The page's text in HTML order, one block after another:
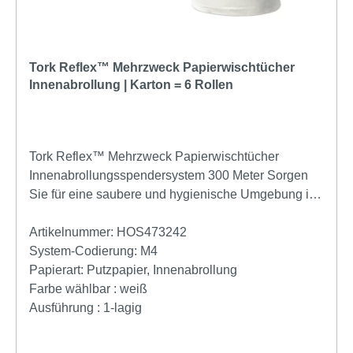
Tork Reflex™ Mehrzweck Papierwischtücher
Innenabrollung | Karton = 6 Rollen
Tork Reflex™ Mehrzweck Papierwischtücher
Innenabrollungsspendersystem 300 Meter Sorgen
Sie für eine saubere und hygienische Umgebung in
Mehrzweck Papierwischtüchern und dem
passenden Innenabrollungsspendersystem. Diese
1-lagigen Wischtücher sind speziell entwickelt, um
selbst bei anspruchsvollen Wischarbeiten und
Handabtrocknungen eine hohe Festigkeit und
Artikelnummer: HOS473242
System-Codierung: M4
Papierart: Putzpapier, Innenabrollung
Farbe wählbar : weiß
Ausführung : 1-lagig